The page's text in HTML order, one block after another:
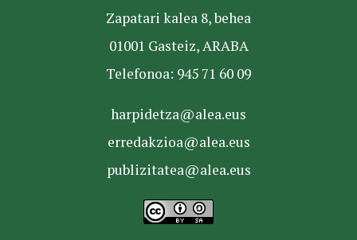
Zapatari kalea 8, behea
01001 Gasteiz, ARABA
Telefonoa: 945 71 60 09
harpidetza@alea.eus
erredakzioa@alea.eus
publizitatea@alea.eus